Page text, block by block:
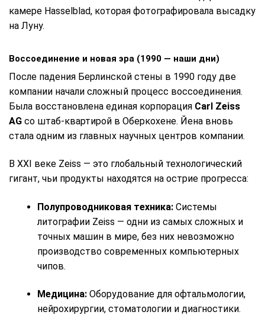
камере Hasselblad, которая фотографировала высадку
на Луну.
Воссоединение и новая эра (1990 — наши дни)
После падения Берлинской стены в 1990 году две
компании начали сложный процесс воссоединения.
Была восстановлена единая корпорация Carl Zeiss
AG со штаб-квартирой в Оберкохене. Йена вновь
стала одним из главных научных центров компании.
В XXI веке Zeiss — это глобальный технологический
гигант, чьи продукты находятся на острие прогресса:
Полупроводниковая техника: Системы
литографии Zeiss — одни из самых сложных и
точных машин в мире, без них невозможно
производство современных компьютерных
чипов.
Медицина: Оборудование для офтальмологии,
нейрохирургии, стоматологии и диагностики.